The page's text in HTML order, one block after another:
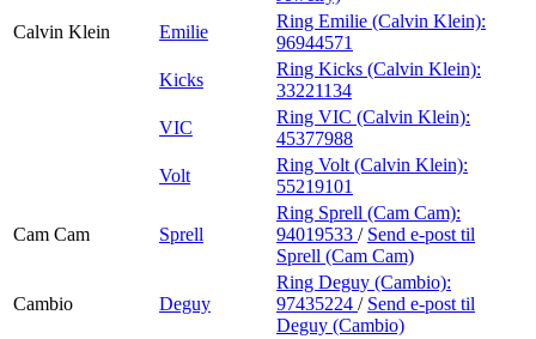
Calvin Klein
Emilie
Ring Emilie (Calvin Klein):
96944571
Kicks
Ring Kicks (Calvin Klein):
33221134
VIC
Ring VIC (Calvin Klein):
45377988
Volt
Ring Volt (Calvin Klein):
55219101
Cam Cam Sprell
Ring Sprell (Cam Cam):
94019533 / Send e-post til
Sprell (Cam Cam)
Cambio Deguy
Ring Deguy (Cambio):
97435224 / Send e-post til
Deguy (Cambio)